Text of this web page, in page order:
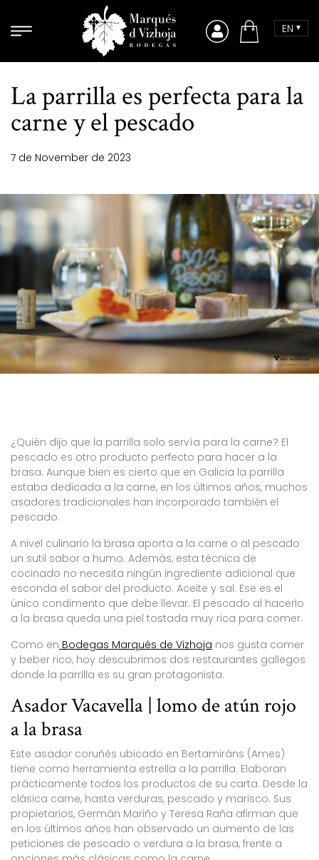
Comprar
EN
La parrilla es perfecta para la
carne y el pescado
7 de November de 2023
¿Quién dijo que la parrilla solo servía para la carne? El
pescado es otro producto perfecto para hacer a la
brasa. Aunque bien es cierto que en Galicia la parrilla
estaba dedicada a la carne, en los últimos años, muchos
asadores tradicionales han incorporado también el
pescado.
A nivel culinario la brasa aporta a la carne o al pescado
un sutil sabor a humo. Además, esta técnica de
cocinado no necesita ningún ingrediente adicional que
esconda el sabor del producto. Aceite y sal. Ese es el
único condimento que debe llevar. El pescado al hacerlo
a la brasa queda una piel tostada muy rica para comer.
Como en Bodegas Marqués de Vizhoja nos gusta comer
y beber rico, hoy descubrimos dos restaurantes gallegos
donde la parrilla es su gran protagonista.
Asador Vacavella | lomo de atún rojo
a la brasa
Este asador coruñés ubicado en Bertamiráns (Ames)
tiene como herramienta estrella a la parrilla. Elaboran
prácticamente todos los productos de su carta. Desde la
clásica carne, hasta verduras, pescado y marisco. Sus
propietarios, Germán Mariño y Teresa Raña afirman que
en los últimos años han observado un aumento de las
peticiones de pescado o verdura a la brasa, frente a